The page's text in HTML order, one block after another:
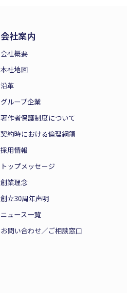
会社案内
会社概要
本社地図
沿革
グループ企業
著作者保護制度について
契約時における倫理綱領
採用情報
トップメッセージ
創業理念
創立30周年声明
ニュース一覧
お問い合わせ／ご相談窓口